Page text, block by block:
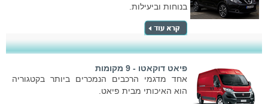
בנוחות וביעילות.
פיאט דוקאטו - 9 מקומות
אחד מדגמי הרכבים הנמכרים ביותר בקטגוריה
הוא האיכותי מבית פיאט.